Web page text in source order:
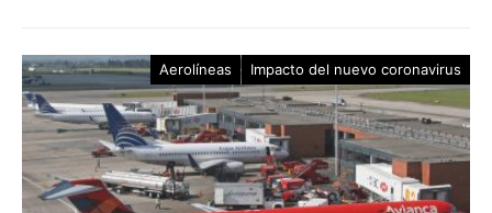
Aerolíneas Impacto del nuevo coronavirus